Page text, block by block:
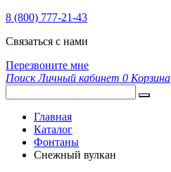
8 (800) 777-21-43
Связаться с нами
Перезвоните мне
Поиск Личный кабинет 0 Корзина
Главная
Каталог
Фонтаны
Снежный вулкан